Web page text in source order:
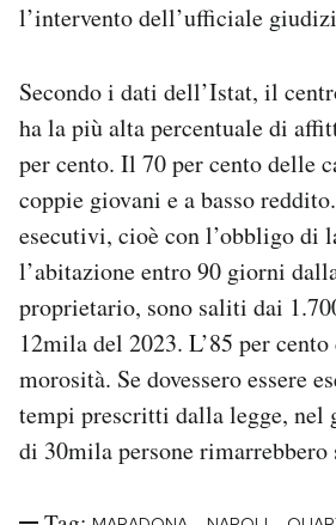
l’intervento dell’ufficiale
Secondo i dati dell’Istat, il
ha la più alta percentuale di
per cento. Il 70 per cento delle
coppie giovani e a basso
esecutivi, cioè con l’obbligo di
l’abitazione entro 90 giorni
proprietario, sono saliti dai
12mila del 2023. L’85 per
morosità. Se dovessero essere
tempi prescritti dalla legge, nel
di 30mila persone rimarrebbero